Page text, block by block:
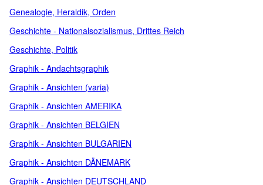
Genealogie, Heraldik, Orden
Geschichte - Nationalsozialismus, Drittes Reich
Geschichte, Politik
Graphik - Andachtsgraphik
Graphik - Ansichten (varia)
Graphik - Ansichten AMERIKA
Graphik - Ansichten BELGIEN
Graphik - Ansichten BULGARIEN
Graphik - Ansichten DÄNEMARK
Graphik - Ansichten DEUTSCHLAND